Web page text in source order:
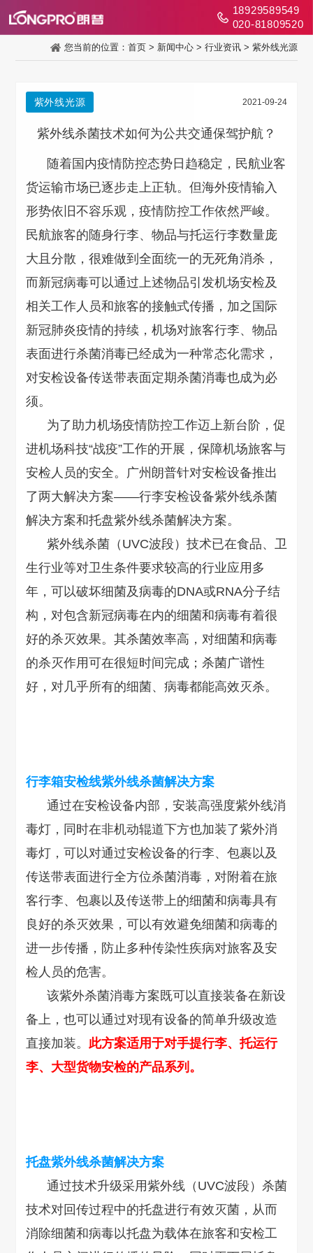
18929589549
020-81809520
您当前的位置： 首页> 新闻中心> 行业资讯> 紫外线光源
紫外线光源 2021-09-24
紫外线杀菌技术如何为公共交通保驾护航？
随着国内疫情防控态势日趋稳定，民航业客
货运输市场已逐步走上正轨。但海外疫情输入
形势依旧不容乐观，疫情防控工作依然严峻。
民航旅客的随身行李、物品与托运行李数量庞
大且分散，很难做到全面统一的无死角消杀，
而新冠病毒可以通过上述物品引发机场安检及
相关工作人员和旅客的接触式传播，加之国际
新冠肺炎疫情的持续，机场对旅客行李、物品
表面进行杀菌消毒已经成为一种常态化需求，
对安检设备传送带表面定期杀菌消毒也成为必
须。
为了助力机场疫情防控工作迈上新台阶，促
进机场科技“战疫”工作的开展，保障机场旅客与
安检人员的安全。广州朗普针对安检设备推出
了两大解决方案——行李安检设备紫外线杀菌
解决方案和托盘紫外线杀菌解决方案。
紫外线杀菌（UVC波段）技术已在食品、卫
生行业等对卫生条件要求较高的行业应用多
年，可以破坏细菌及病毒的DNA或RNA分子结
构，对包含新冠病毒在内的细菌和病毒有着很
好的杀灭效果。其杀菌效率高，对细菌和病毒
的杀灭作用可在很短时间完成；杀菌广谱性
好，对几乎所有的细菌、病毒都能高效灭杀。
行李箱安检线紫外线杀菌解决方案
通过在安检设备内部，安装高强度紫外线消
毒灯，同时在非机动辊道下方也加装了紫外消
毒灯，可以对通过安检设备的行李、包裹以及
传送带表面进行全方位杀菌消毒，对附着在旅
客行李、包裹以及传送带上的细菌和病毒具有
良好的杀灭效果，可以有效避免细菌和病毒的
进一步传播，防止多种传染性疾病对旅客及安
检人员的危害。
该紫外杀菌消毒方案既可以直接装备在新设
备上，也可以通过对现有设备的简单升级改造
直接加装。 此方案适用于对手提行李、托运行
李、大型货物安检的产品系列。
托盘紫外线杀菌解决方案
通过技术升级采用紫外线（UVC波段）杀菌
技术对回传过程中的托盘进行有效灭菌，从而
消除细菌和病毒以托盘为载体在旅客和安检工